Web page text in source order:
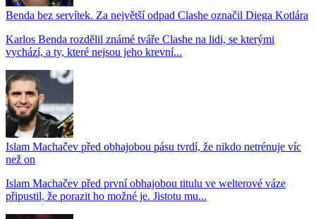
Benda bez servítek. Za největší odpad Clashe označil Diega Kotlára
Karlos Benda rozdělil známé tváře Clashe na lidi, se kterými
vychází, a ty, které nejsou jeho krevní...
Islam Machačev před obhajobou pásu tvrdí, že nikdo netrénuje víc
než on
Islam Machačev před první obhajobou titulu ve welterové váze
připustil, že porazit ho možné je. Jistotu mu...